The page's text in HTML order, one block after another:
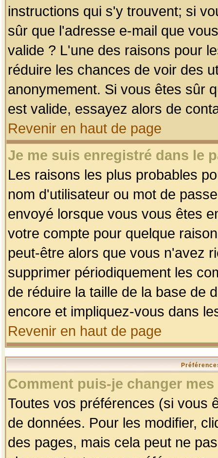
instructions qui s'y trouvent; si
sûr que l'adresse e-mail que
valide ? L'une des raisons pour
réduire les chances de voir des
anonymement. Si vous êtes sûr
est valide, essayez alors de
Revenir en haut de page
Je me suis enregistré dans le
Les raisons les plus probables
nom d'utilisateur ou mot de
envoyé lorsque vous vous êtes
votre compte pour quelque
peut-être alors que vous n'avez
supprimer périodiquement les
de réduire la taille de la base de
encore et impliquez-vous dans
Revenir en haut de page
Comment puis-je changer
Toutes vos préférences (si vous
de données. Pour les modifier,
des pages, mais cela peut ne